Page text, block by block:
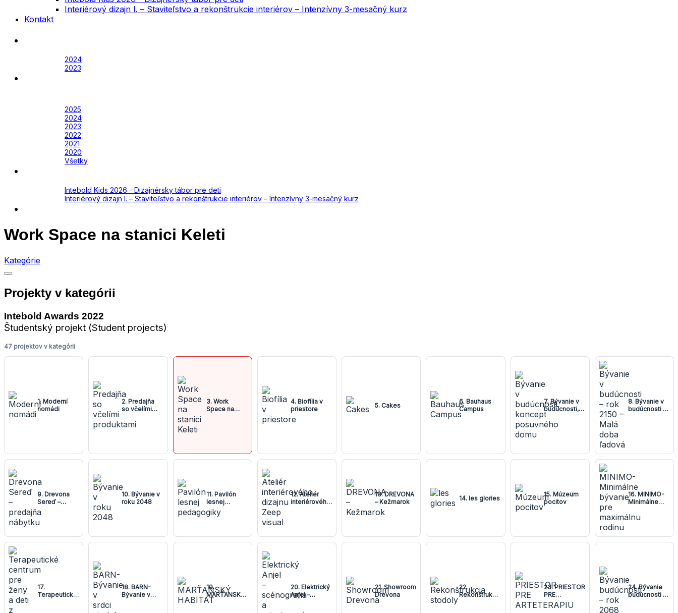
Interiérový dizajn I. – Staviteľstvo a rekonštrukcie interiérov – Intenzívny 3-mesačný kurz
Kontakt
2024
2023
2025
2024
2023
2022
2021
2020
Všetky
Intebold Kids 2026 - Dizajnérsky tábor pre deti
Interiérový dizajn I. – Staviteľstvo a rekonštrukcie interiérov – Intenzívny 3-mesačný kurz
Work Space na stanici Keleti
Kategórie
Projekty v kategórii
Intebold Awards 2022
Študentský projekt (Student projects)
47 projektov v kategórii
1. Moderní
nomádi
2. Predajňa
so včelími
3. Work
Space na
4. Biofília v
priestore
5. Cakes
6. Bauhaus
Campus
7. Bývanie v
budúcnosti,
koncept
posuvného
8. Bývanie v
budúcnosti –
9. Drevona
Sereď –
predajňa
nábytku
10. Bývanie v
roku 2048
11. Pavilón
lesnej
pedagogiky
12. Ateliér
interiérového
13. DREVONA
– Kežmarok
14. les glories
15. Múzeum
pocitov
16. MINIMO-
Minimálne
maximálnu
17.
Terapeutické
18. BARN-
Bývanie v
19.
MARŤANSKÝ
HABITAT
20. Elektrický
Anjel –
priestorové
21. Showroom
Drevona
22.
Rekonštrukcia
23. PRIESTOR
PRE
ARTETERAPIU
24. Bývanie
budúcnosti –